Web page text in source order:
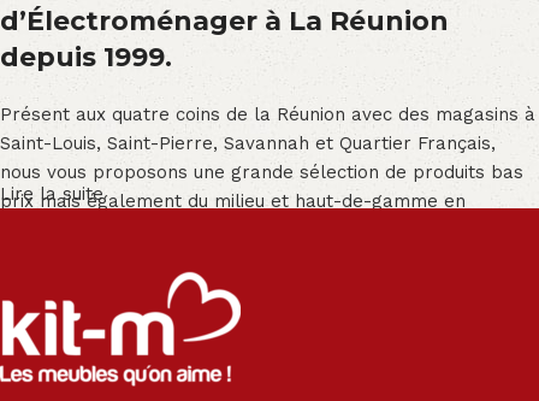
d’Électroménager à La Réunion
depuis 1999.
Présent aux quatre coins de la Réunion avec des magasins à
Saint-Louis, Saint-Pierre, Savannah et Quartier Français,
nous vous proposons une grande sélection de produits bas
prix mais également du milieu et haut-de-gamme en
Salon angle - Salon convertible - Salon relax - Canapé -
Canapé lit - Cuisine sur-mesure - Fauteuil - Armoire - Table
et chaise - Meuble de salle de bain - Literie - Lit - Bureau -
Électroménager - Télévision led - Réfrigérateur -
Lire la suite